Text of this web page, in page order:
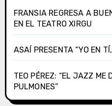
FRANSIA REGRESA A
EN EL TEATRO XIRGU
ASAÍ PRESENTA “YO EN
TEO PÉREZ: “EL JAZZ ME
PULMONES”